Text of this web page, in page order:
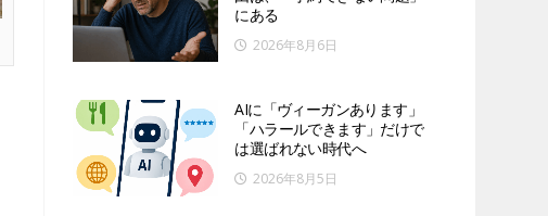
にある
2026年8月6日
AIに「ヴィーガンあります」
「ハラールできます」だけで
は選ばれない時代へ
2026年8月5日